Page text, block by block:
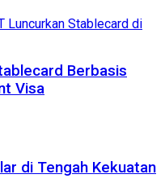
Berbasis
Visa
di Tengah Kekuatan